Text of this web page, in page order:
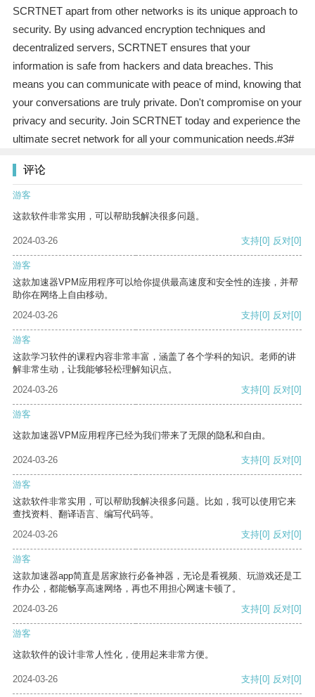
SCRTNET apart from other networks is its unique approach to
security. By using advanced encryption techniques and
decentralized servers, SCRTNET ensures that your
information is safe from hackers and data breaches. This
means you can communicate with peace of mind, knowing that
your conversations are truly private. Don't compromise on your
privacy and security. Join SCRTNET today and experience the
ultimate secret network for all your communication needs.#3#
评论
游客
这款软件非常实用，可以帮助我解决很多问题。
2024-03-26 支持[0] 反对[0]
游客
这款加速器VPM应用程序可以给你提供最高速度和安全性的连接，并帮
助你在网络上自由移动。
2024-03-26
支持[0] 反对[0]
游客
这款学习软件的课程内容非常丰富，涵盖了各个学科的知识。老师的讲
解非常生动，让我能够轻松理解知识点。
2024-03-26
支持[0] 反对[0]
游客
这款加速器VPM应用程序已经为我们带来了无限的隐私和自由。
2024-03-26 支持[0] 反对[0]
游客
这款软件非常实用，可以帮助我解决很多问题。比如，我可以使用它来
查找资料、翻译语言、编写代码等。
2024-03-26
支持[0] 反对[0]
游客
这款加速器app简直是居家旅行必备神器，无论是看视频、玩游戏还是工
作办公，都能畅享高速网络，再也不用担心网速卡顿了。
2024-03-26
支持[0] 反对[0]
游客
这款软件的设计非常人性化，使用起来非常方便。
2024-03-26 支持[0] 反对[0]